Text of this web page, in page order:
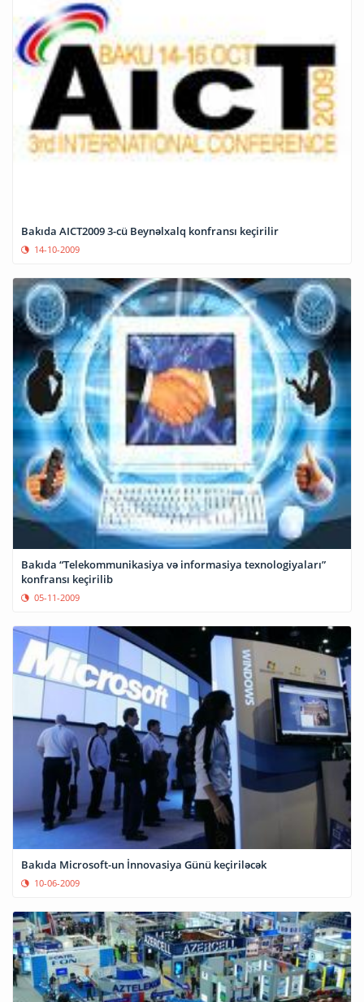
Bakıda AICT2009 3-cü Beynəlxalq konfransı keçirilir
14-10-2009
Bakıda “Telekommunikasiya və informasiya texnologiyaları”
konfransı keçirilib
05-11-2009
Bakıda Microsoft-un İnnovasiya Günü keçiriləcək
10-06-2009